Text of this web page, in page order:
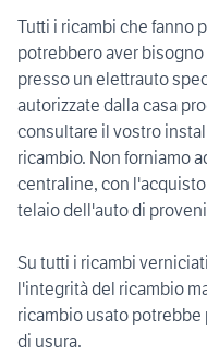
Tutti i ricambi che fanno
potrebbero aver
presso un elettrauto
autorizzate dalla casa
consultare il vostro
ricambio. Non forniamo
centraline, con
telaio dell'auto di
Su tutti i ricambi
l'integrità del ricambio
ricambio usato
di usura.